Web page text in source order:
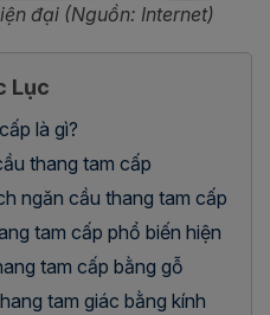
đại (Nguồn: Internet)
Lục
là gì?
thang tam cấp
ngăn cầu thang tam cấp
tam cấp phổ biến hiện
tam cấp bằng gỗ
tam giác bằng kính